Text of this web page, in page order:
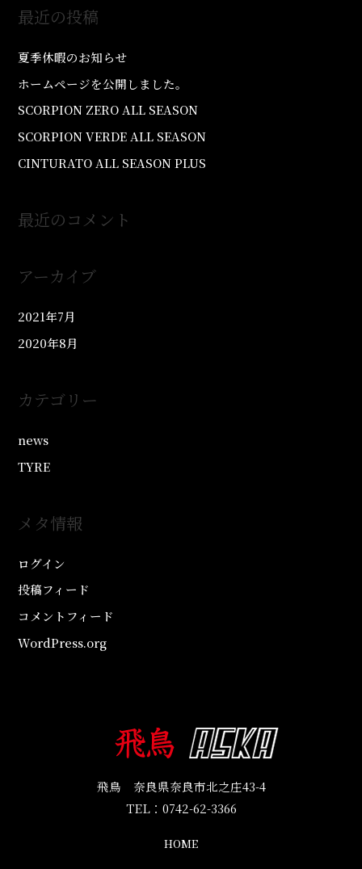
最近の投稿
夏季休暇のお知らせ
ホームページを公開しました。
SCORPION ZERO ALL SEASON
SCORPION VERDE ALL SEASON
CINTURATO ALL SEASON PLUS
最近のコメント
アーカイブ
2021年7月
2020年8月
カテゴリー
news
TYRE
メタ情報
ログイン
投稿フィード
コメントフィード
WordPress.org
飛鳥 奈良県奈良市北之庄43-4
TEL： 0742-62-3366
HOME